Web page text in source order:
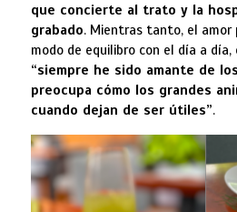
que concierte al trato y la
grabado. Mientras tanto, el amor
modo de equilibro con el día a día,
“siempre he sido amante de
preocupa cómo los grandes
cuando dejan de ser útiles”.